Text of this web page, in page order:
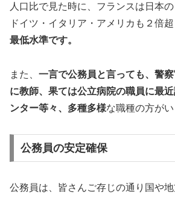
人口比で見た時に、フランスは日本
ドイツ・イタリア・アメリカも２倍超
最低水準です。
また、 一言で公務員と言っても、警
に教師、果ては公立病院の職員に最
ンター等々、多種多様な職種の方がい
公務員の安定確保
公務員は、皆さんご存じの通り国や